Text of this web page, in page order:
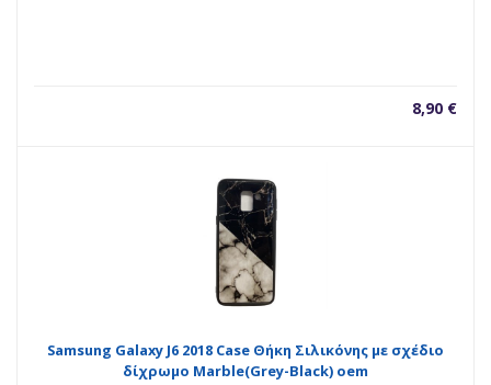
8,90 €
Samsung Galaxy J6 2018 Case Θήκη Σιλικόνης με σχέδιο
δίχρωμο Marble(Grey-Black) oem